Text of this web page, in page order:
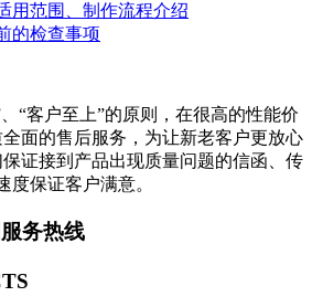
用范围、制作流程介绍
的检查事项
“客户至上”的原则，在很高的性能价
面的售后服务，为让新老客户更放心
证接到产品出现质量问题的信函、传
保证客户满意。
务热线